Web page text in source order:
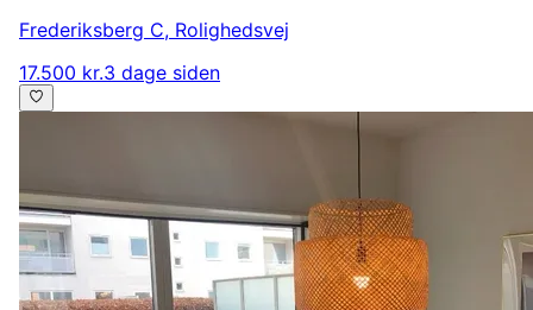
Frederiksberg C, Rolighedsvej
17.500 kr.3 dage siden